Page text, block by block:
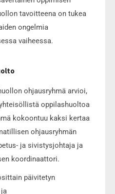
tavoitteena on tukea
ongelmia
vaiheessa.
ohjausryhmä arvioi,
oppilashuoltoa
kokoontuu kaksi kertaa
ohjausryhmän
ja sivistysjohtaja ja
koordinaattori.
päivitetyn